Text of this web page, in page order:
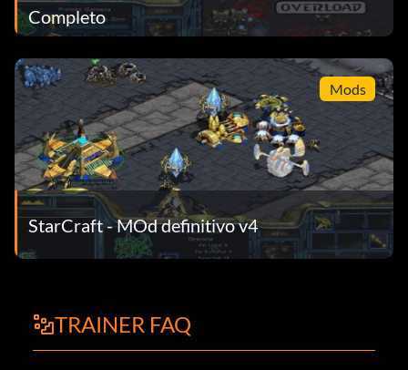
Completo
Mods
StarCraft - MOd definitivo v4
TRAINER FAQ